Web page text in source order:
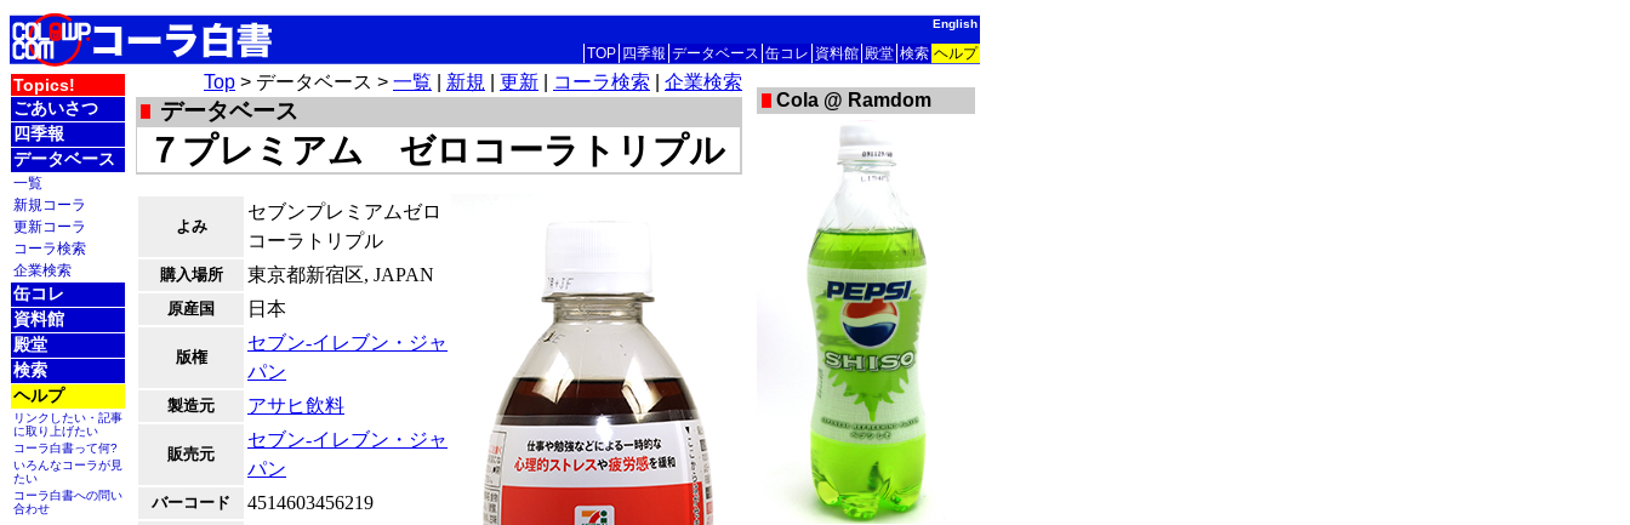
TOP 四季報 データベース 缶コレ 資料館 殿堂 検索 ヘルプ
English
Topics!
ごあいさつ
四季報
データベース
一覧
新規コーラ
更新コーラ
コーラ検索
企業検索
缶コレ
資料館
殿堂
検索
ヘルプ
リンクしたい・記事
に取り上げたい
コーラ白書って何?
いろんなコーラが見
たい
コーラ白書への問い
合わせ
Top > データベース > 一覧 新規 更新 コーラ検索 企業検索
データベース
７プレミアム ゼロコーラトリプル
よみ
セブンプレミアムゼロ
コーラトリプル
購入場所 東京都新宿区, JAPAN
原産国 日本
版権
セブン‐イレブン・ジャ
パン
製造元 アサヒ飲料
販売元
セブン‐イレブン・ジャ
パン
バーコード 4514603456219
Cola @ Ramdom